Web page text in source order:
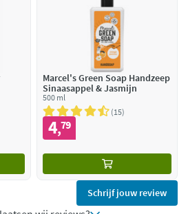
Marcel's Green Soap Handzeep
Sinaasappel & Jasmijn
500 ml
15
4,79
Schrijf jouw review